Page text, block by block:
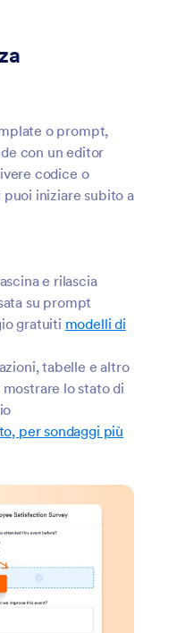
o prompt,
con un editor
codice o
iniziare subito a
e rilascia
su prompt
gratuiti modelli di
tabelle e altro
lo stato di
per sondaggi più